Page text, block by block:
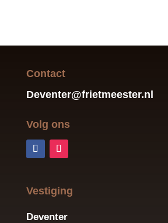
Contact
Deventer@frietmeester.nl
Volg ons
Vestiging
Deventer